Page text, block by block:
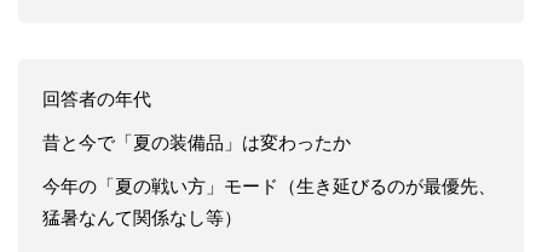
回答者の年代
昔と今で「夏の装備品」は変わったか
今年の「夏の戦い方」モード（生き延びるのが最優先、
猛暑なんて関係なし等）